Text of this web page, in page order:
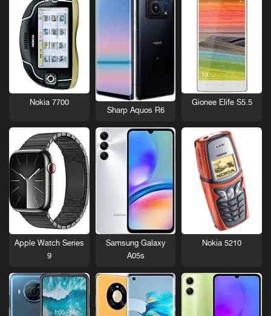
Gionee Elife S5.5
Sharp Aquos R6
Nokia 7700
Nokia 5210
Samsung Galaxy
A05s
Apple Watch Series
9